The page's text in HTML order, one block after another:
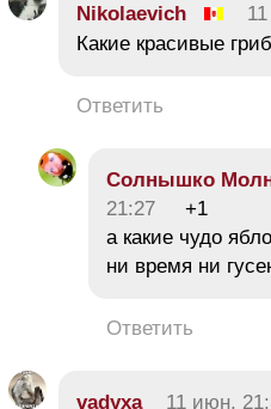
Nikolaevich
Какие красивые
Ответить
Солнышко
21:27
+1
а какие чудо
ни время ни
Ответить
vadyxa 11 июн,